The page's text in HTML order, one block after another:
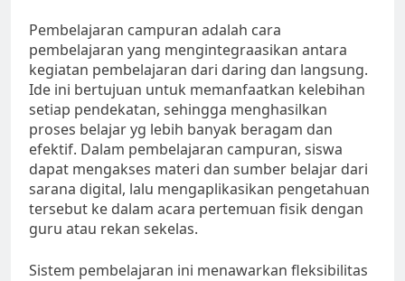
Pembelajaran campuran adalah cara
pembelajaran yang mengintegraasikan antara
kegiatan pembelajaran dari daring dan langsung.
Ide ini bertujuan untuk memanfaatkan kelebihan
setiap pendekatan, sehingga menghasilkan
proses belajar yg lebih banyak beragam dan
efektif. Dalam pembelajaran campuran, siswa
dapat mengakses materi dan sumber belajar dari
sarana digital, lalu mengaplikasikan pengetahuan
tersebut ke dalam acara pertemuan fisik dengan
guru atau rekan sekelas.
Sistem pembelajaran ini menawarkan fleksibilitas